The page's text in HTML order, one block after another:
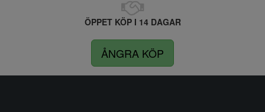
ÖPPET KÖP I 14 DAGAR
ÅNGRA KÖP